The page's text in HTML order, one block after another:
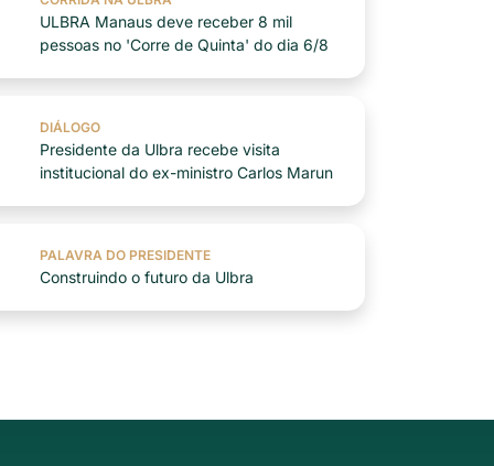
ULBRA Manaus deve receber 8 mil
pessoas no 'Corre de Quinta' do dia 6/8
DIÁLOGO
Presidente da Ulbra recebe visita
institucional do ex-ministro Carlos Marun
PALAVRA DO PRESIDENTE
Construindo o futuro da Ulbra